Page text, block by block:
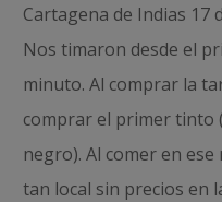
Cartagena de Indias 17
Nos timaron desde el
minuto. Al comprar la
comprar el primer tinto
negro). Al comer en ese
tan local sin precios en